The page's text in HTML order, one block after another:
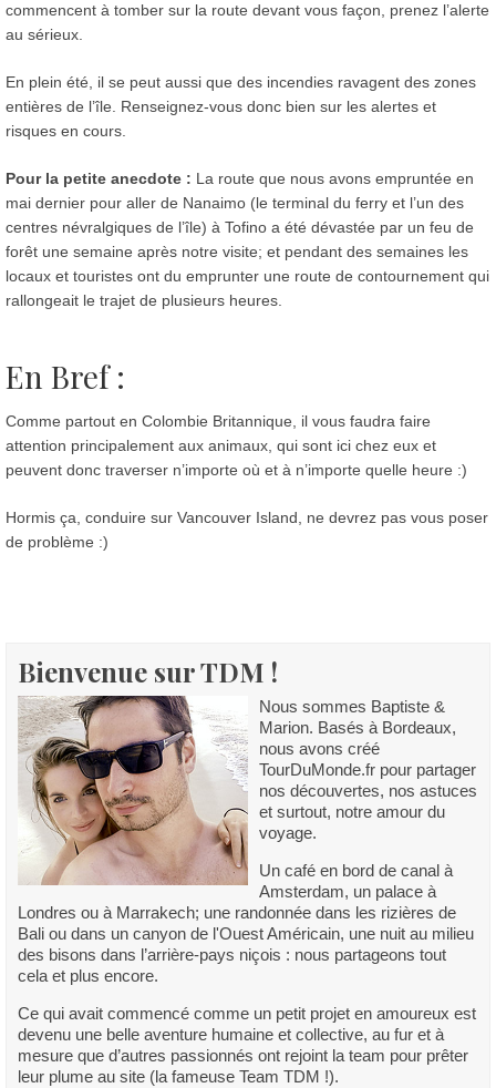
commencent à tomber sur la route devant vous façon, prenez l’alerte
au sérieux.
En plein été, il se peut aussi que des incendies ravagent des zones
entières de l’île. Renseignez-vous donc bien sur les alertes et
risques en cours.
Pour la petite anecdote : La route que nous avons empruntée en
mai dernier pour aller de Nanaimo (le terminal du ferry et l’un des
centres névralgiques de l’île) à Tofino a été dévastée par un feu de
forêt une semaine après notre visite; et pendant des semaines les
locaux et touristes ont du emprunter une route de contournement qui
rallongeait le trajet de plusieurs heures.
En Bref :
Comme partout en Colombie Britannique, il vous faudra faire
attention principalement aux animaux, qui sont ici chez eux et
peuvent donc traverser n’importe où et à n’importe quelle heure :)
Hormis ça, conduire sur Vancouver Island, ne devrez pas vous poser
de problème :)
Bienvenue sur TDM !
Nous sommes Baptiste &
Marion. Basés à Bordeaux,
nous avons créé
TourDuMonde.fr pour partager
nos découvertes, nos astuces
et surtout, notre amour du
voyage.
Un café en bord de canal à
Amsterdam, un palace à
Londres ou à Marrakech; une randonnée dans les rizières de
Bali ou dans un canyon de l'Ouest Américain, une nuit au milieu
des bisons dans l’arrière-pays niçois : nous partageons tout
cela et plus encore.
Ce qui avait commencé comme un petit projet en amoureux est
devenu une belle aventure humaine et collective, au fur et à
mesure que d’autres passionnés ont rejoint la team pour prêter
leur plume au site (la fameuse Team TDM !).